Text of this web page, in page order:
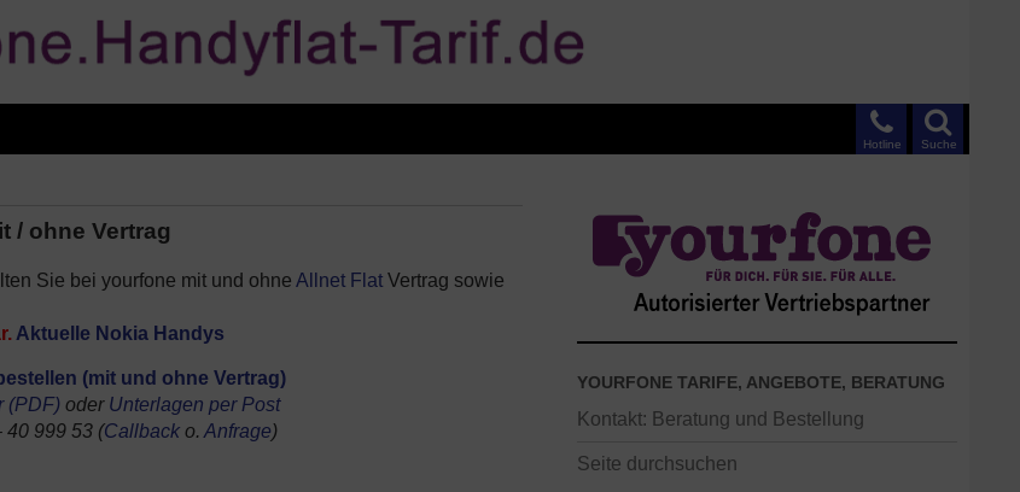
Suche
Hotline
/ ohne Vertrag
Sie bei yourfone mit und ohne Allnet Flat Vertrag sowie
Aktuelle Nokia Handys
(mit und ohne Vertrag)
(PDF) oder Unterlagen per Post
40 999 53 (Callbacko. Anfrage)
YOURFONE TARIFE, ANGEBOTE, BERATUNG
Kontakt: Beratung und Bestellung
Seite durchsuchen